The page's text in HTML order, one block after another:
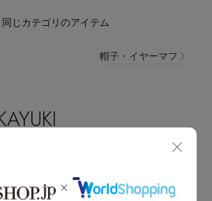
同じカテゴリのアイテム
帽子・イヤーマフ
連するメールマガジン